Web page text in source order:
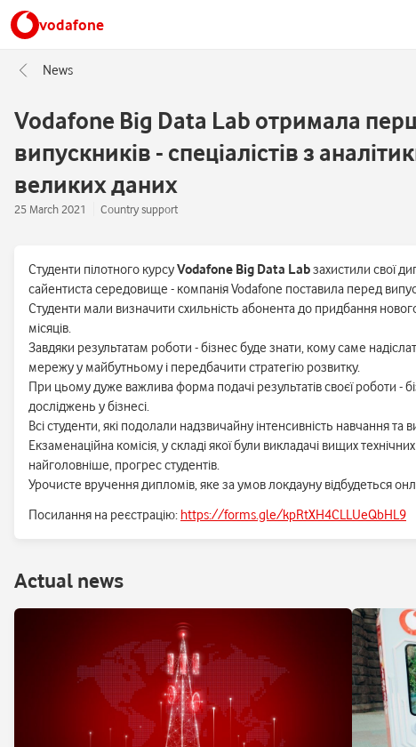
vodafone
News
Vodafone Big Data Lab отримала
випускників - спеціалістів з
великих даних
25 March 2021 Country support
Cтуденти пілотного курсуVodafone Big Data Labзахистили свої
сайентиста середовище - компанія Vodafone поставила перед
Студенти мали визначити схильність абонента до придбання
місяців.
Завдяки результатам роботи - бізнес буде знати, кому саме
мережу у майбутньому і передбачити стратегію розвитку.
При цьому дуже важлива форма подачі результатів своєї роботи -
досліджень у бізнесі.
Всі студенти, які подолали надзвичайну інтенсивність навчання
Екзаменаційна комісія, у складі якої були викладачі вищих
найголовніше, прогрес студентів.
Урочисте вручення дипломів, яке за умов локдауну відбудеться
Посилання на реєстрацію: https://forms.gle/kpRtXH4CLLUeQbHL9
Аctual news